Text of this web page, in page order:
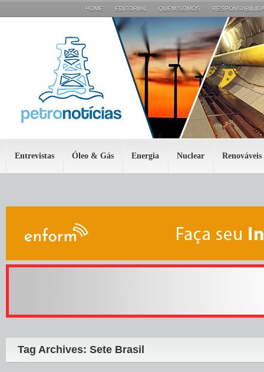
HOME EDITORIAL QUEM SOMOS
Entrevistas Óleo & Gás Energia Nuclear Renováveis
Tag Archives: Sete Brasil